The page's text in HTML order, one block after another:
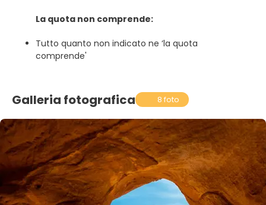
La quota non comprende:
Tutto quanto non indicato ne ‘la quota
comprende'
Galleria fotografica 8 foto